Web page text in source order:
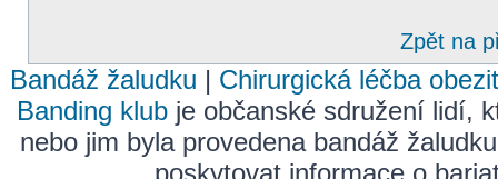
Zpět na
Bandáž žaludku | Chirurgická léčba
Banding klub je občanské sdružení lidí,
nebo jim byla provedena bandáž
poskytovat informace o